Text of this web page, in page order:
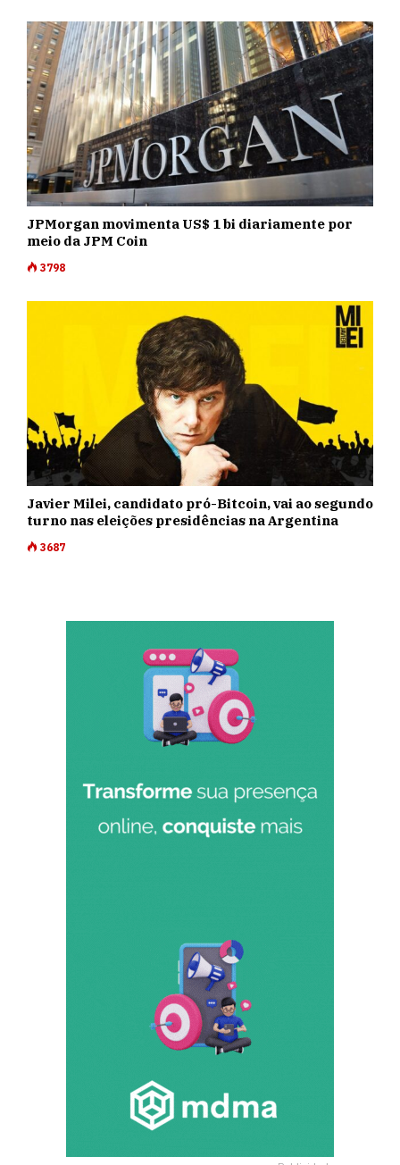
JPMorgan movimenta US$ 1 bi diariamente por
meio da JPM Coin
3798
Javier Milei, candidato pró-Bitcoin, vai ao segundo
turno nas eleições presidências na Argentina
3687